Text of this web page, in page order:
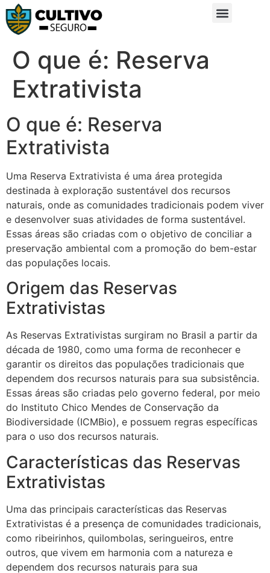
O que é: Reserva
Extrativista
O que é: Reserva
Extrativista
Uma Reserva Extrativista é uma área protegida
destinada à exploração sustentável dos recursos
naturais, onde as comunidades tradicionais podem viver
e desenvolver suas atividades de forma sustentável.
Essas áreas são criadas com o objetivo de conciliar a
preservação ambiental com a promoção do bem-estar
das populações locais.
Origem das Reservas
Extrativistas
As Reservas Extrativistas surgiram no Brasil a partir da
década de 1980, como uma forma de reconhecer e
garantir os direitos das populações tradicionais que
dependem dos recursos naturais para sua subsistência.
Essas áreas são criadas pelo governo federal, por meio
do Instituto Chico Mendes de Conservação da
Biodiversidade (ICMBio), e possuem regras específicas
para o uso dos recursos naturais.
Características das Reservas
Extrativistas
Uma das principais características das Reservas
Extrativistas é a presença de comunidades tradicionais,
como ribeirinhos, quilombolas, seringueiros, entre
outros, que vivem em harmonia com a natureza e
dependem dos recursos naturais para sua